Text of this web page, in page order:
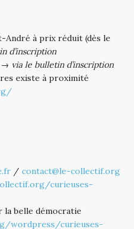
André à prix réduit (dès le
d’inscription
→ via le bulletin d’inscription
existe à proximité
/ contact@le-collectif.org
curieuses-
la belle démocratie
wordpress/curieuses-